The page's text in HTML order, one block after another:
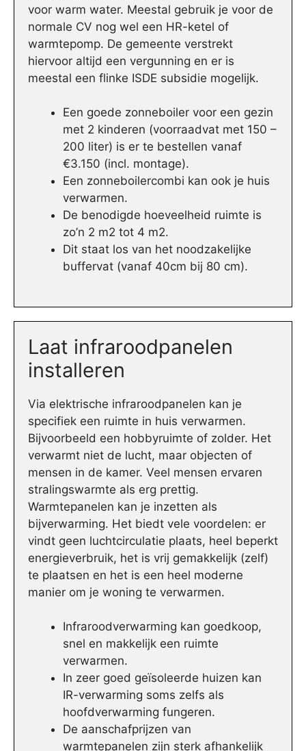
voor warm water. Meestal gebruik je voor de
normale CV nog wel een HR-ketel of
warmtepomp. De gemeente verstrekt
hiervoor altijd een vergunning en er is
meestal een flinke ISDE subsidie mogelijk.
Een goede zonneboiler voor een gezin
met 2 kinderen (voorraadvat met 150 –
200 liter) is er te bestellen vanaf
€3.150 (incl. montage).
Een zonneboilercombi kan ook je huis
verwarmen.
De benodigde hoeveelheid ruimte is
zo’n 2 m2 tot 4 m2.
Dit staat los van het noodzakelijke
buffervat (vanaf 40cm bij 80 cm).
Laat infraroodpanelen
installeren
Via elektrische infraroodpanelen kan je
specifiek een ruimte in huis verwarmen.
Bijvoorbeeld een hobbyruimte of zolder. Het
verwarmt niet de lucht, maar objecten of
mensen in de kamer. Veel mensen ervaren
stralingswarmte als erg prettig.
Warmtepanelen kan je inzetten als
bijverwarming. Het biedt vele voordelen: er
vindt geen luchtcirculatie plaats, heel beperkt
energieverbruik, het is vrij gemakkelijk (zelf)
te plaatsen en het is een heel moderne
manier om je woning te verwarmen.
Infraroodverwarming kan goedkoop,
snel en makkelijk een ruimte
verwarmen.
In zeer goed geïsoleerde huizen kan
IR-verwarming soms zelfs als
hoofdverwarming fungeren.
De aanschafprijzen van
warmtepanelen zijn sterk afhankelijk